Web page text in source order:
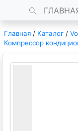
Главная / Каталог /
Компрессор